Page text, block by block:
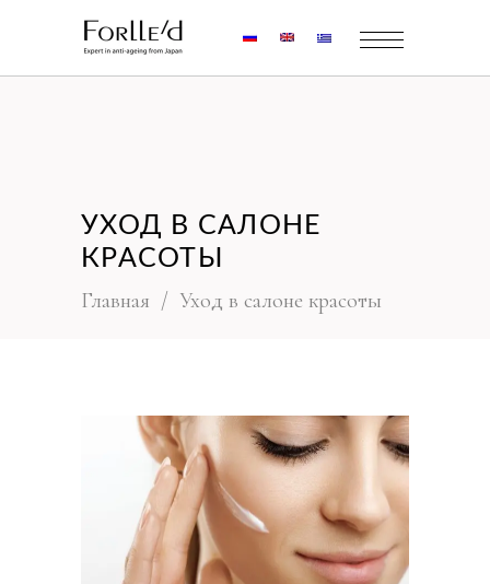
УХОД В САЛОНЕ
КРАСОТЫ
Главная / Уход в салоне красоты